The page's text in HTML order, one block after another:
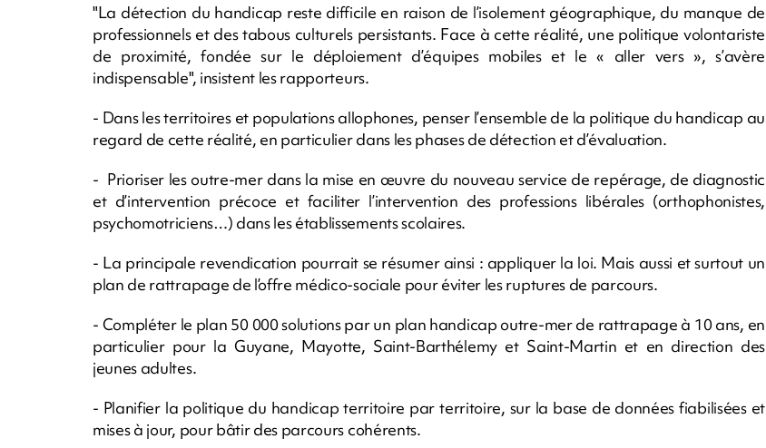
"La détection du handicap reste difficile en raison de l’isolement géographique, du manque de
professionnels et des tabous culturels persistants. Face à cette réalité, une politique volontariste
de proximité, fondée sur le déploiement d’équipes mobiles et le « aller vers », s’avère
indispensable", insistent les rapporteurs.
- Dans les territoires et populations allophones, penser l’ensemble de la politique du handicap au
regard de cette réalité, en particulier dans les phases de détection et d’évaluation.
- Prioriser les outre-mer dans la mise en œuvre du nouveau service de repérage, de diagnostic
et d’intervention précoce et faciliter l’intervention des professions libérales (orthophonistes,
psychomotriciens…) dans les établissements scolaires.
- La principale revendication pourrait se résumer ainsi : appliquer la loi. Mais aussi et surtout un
plan de rattrapage de l’offre médico-sociale pour éviter les ruptures de parcours.
- Compléter le plan 50 000 solutions par un plan handicap outre-mer de rattrapage à 10 ans, en
particulier pour la Guyane, Mayotte, Saint-Barthélemy et Saint-Martin et en direction des
jeunes adultes.
- Planifier la politique du handicap territoire par territoire, sur la base de données fiabilisées et
mises à jour, pour bâtir des parcours cohérents.